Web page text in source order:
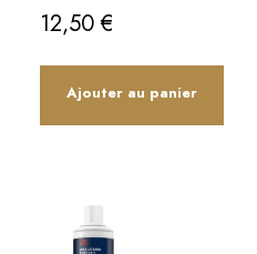
12,50€
Ajouter au panier